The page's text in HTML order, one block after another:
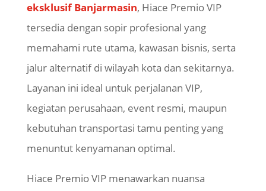
eksklusif Banjarmasin, Hiace Premio VIP
tersedia dengan sopir profesional yang
memahami rute utama, kawasan bisnis, serta
jalur alternatif di wilayah kota dan sekitarnya.
Layanan ini ideal untuk perjalanan VIP,
kegiatan perusahaan, event resmi, maupun
kebutuhan transportasi tamu penting yang
menuntut kenyamanan optimal.
Hiace Premio VIP menawarkan nuansa